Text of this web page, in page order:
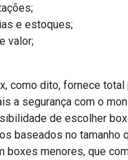
e estoques;
valor;
como dito, fornece total
a segurança com o
de escolher
baseados no tamanho
boxes menores, que